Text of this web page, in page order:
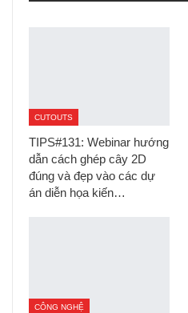
CUTOUTS
TIPS#131: Webinar hướng
dẫn cách ghép cây 2D
đúng và đẹp vào các dự
án diễn họa kiến…
CÔNG NGHỆ